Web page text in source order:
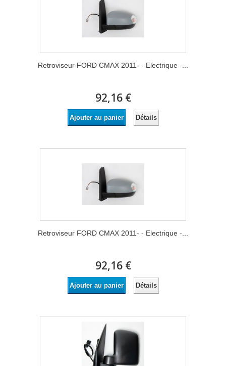
Retroviseur FORD CMAX 2011- - Electrique -...
92,16 €
Ajouter au panier Détails
Retroviseur FORD CMAX 2011- - Electrique -...
92,16 €
Ajouter au panier Détails